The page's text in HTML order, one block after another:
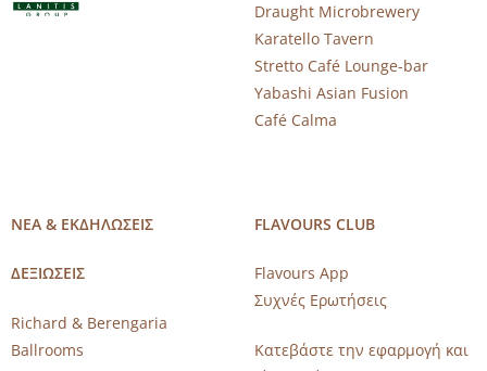
Draught Microbrewery
Karatello Tavern
Stretto Café Lounge-bar
Yabashi Asian Fusion
Café Calma
ΝΕΑ & ΕΚΔΗΛΩΣΕΙΣ
ΔΕΞΙΩΣΕΙΣ
Richard & Berengaria
Ballrooms
FLAVOURS CLUB
Flavours App
Συχνές Ερωτήσεις
Κατεβάστε την εφαρμογή και